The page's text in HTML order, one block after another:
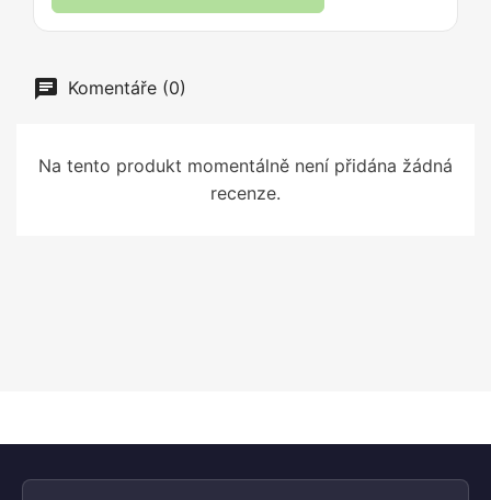
Komentáře (0)
Na tento produkt momentálně není přidána žádná
recenze.